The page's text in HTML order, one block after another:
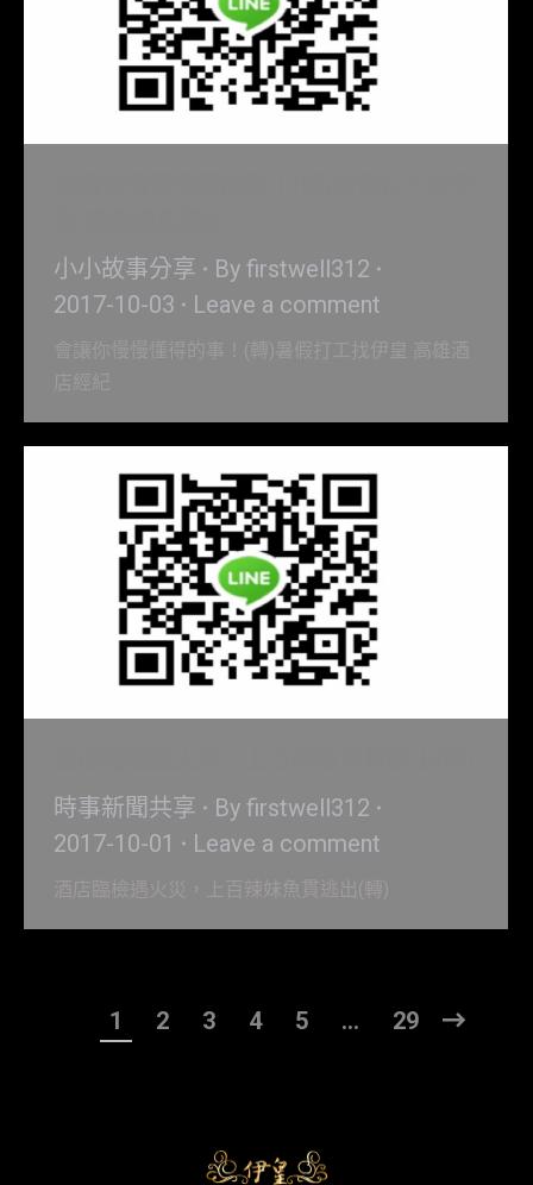
小小故事分享 By firstwell312
2017-10-03
Leave a comment
會讓你慢慢懂得的事！(轉)暑假打工找伊皇 高雄酒
店經紀
時事新聞共享 By firstwell312
2017-10-01
Leave a comment
酒店臨檢遇火災，上百辣妹魚貫逃出(轉)
1 2 3 4 5 … 29